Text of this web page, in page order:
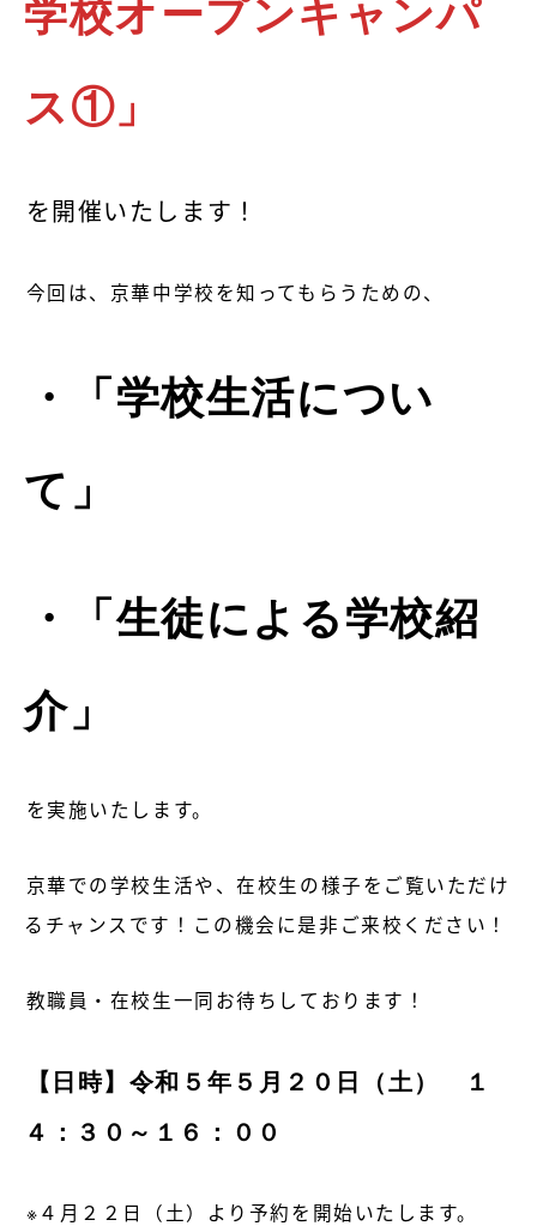
ス①」
を開催いたします！
今回は、京華中学校を知ってもらうための、
・「学校生活につい
て」
・「生徒による学校紹
介」
を実施いたします。
京華での学校生活や、在校生の様子をご覧いただけ
るチャンスです！この機会に是非ご来校ください！
教職員・在校生一同お待ちしております！
【日時】令和５年５月２０日（土）
１
４：３０～１６：００
※４月２２日（土）より予約を開始いたします。